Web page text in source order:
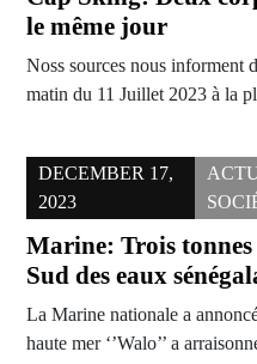
le même jour
Noss sources nous informent
matin du 11 Juillet 2023 à la
DECEMBER 17,
2023
Marine: Trois tonnes
Sud des eaux
La Marine nationale a
haute mer ‘’Walo’’ a